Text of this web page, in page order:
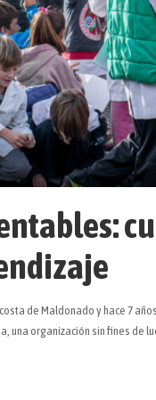
de Maldonado y hace 7
una organización sin fines de